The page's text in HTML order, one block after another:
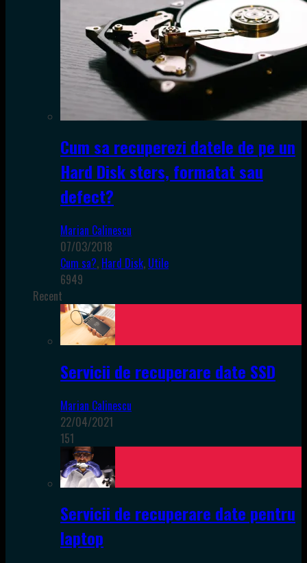
Cum sa recuperezi datele de pe un
Hard Disk sters, formatat sau
defect?
Marian Calinescu
07/03/2018
Cum sa?, Hard Disk, Utile
6949
Recent
Servicii de recuperare date SSD
Marian Calinescu
22/04/2021
151
Servicii de recuperare date pentru
laptop